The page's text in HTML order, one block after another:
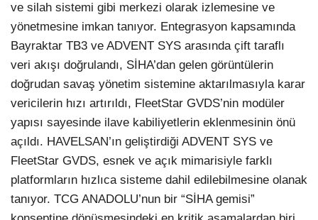
ve silah sistemi gibi merkezi olarak izlemesine ve
yönetmesine imkan tanıyor. Entegrasyon kapsamında
Bayraktar TB3 ve ADVENT SYS arasında çift taraflı
veri akışı doğrulandı, SİHA’dan gelen görüntülerin
doğrudan savaş yönetim sistemine aktarılmasıyla karar
vericilerin hızı artırıldı, FleetStar GVDS’nin modüler
yapısı sayesinde ilave kabiliyetlerin eklenmesinin önü
açıldı. HAVELSAN’ın geliştirdiği ADVENT SYS ve
FleetStar GVDS, esnek ve açık mimarisiyle farklı
platformların hızlıca sisteme dahil edilebilmesine olanak
tanıyor. TCG ANADOLU’nun bir “SİHA gemisi”